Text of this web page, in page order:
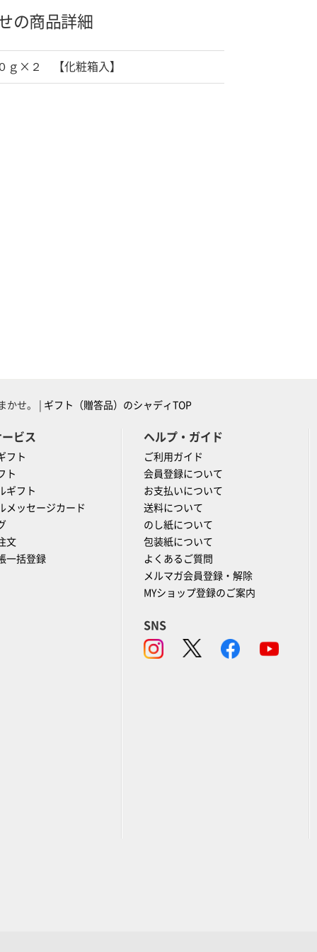
の商品詳細
ｇ×２ 【化粧箱入】
かせ。 | ギフト（贈答品）のシャディTOP
ビス
フト
ト
ギフト
メッセージカード
文
一括登録
ヘルプ・ガイド
ご利用ガイド
会員登録について
お支払いについて
送料について
のし紙について
包装紙について
よくあるご質問
メルマガ会員登録・解除
MYショップ登録のご案内
SNS